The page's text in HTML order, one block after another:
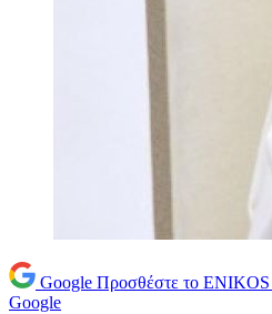
Google Προσθέστε το ENIKOS
Google